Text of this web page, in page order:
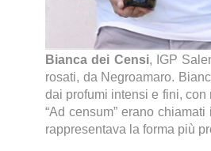
Bianca dei Censi, IGP
rosati, da Negroamaro.
dai profumi intensi e fini,
“Ad censum” erano
rappresentava la forma più